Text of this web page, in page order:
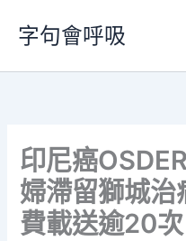
要
字句會呼吸
印尼癌
婦滯留獅城治
費載送逾20次